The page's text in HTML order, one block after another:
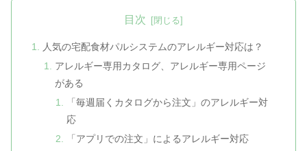
目次
人気の宅配食材パルシステムのアレルギー対応は？
アレルギー専用カタログ、アレルギー専用ページ
がある
「毎週届くカタログから注文」のアレルギー対
応
「アプリでの注文」によるアレルギー対応